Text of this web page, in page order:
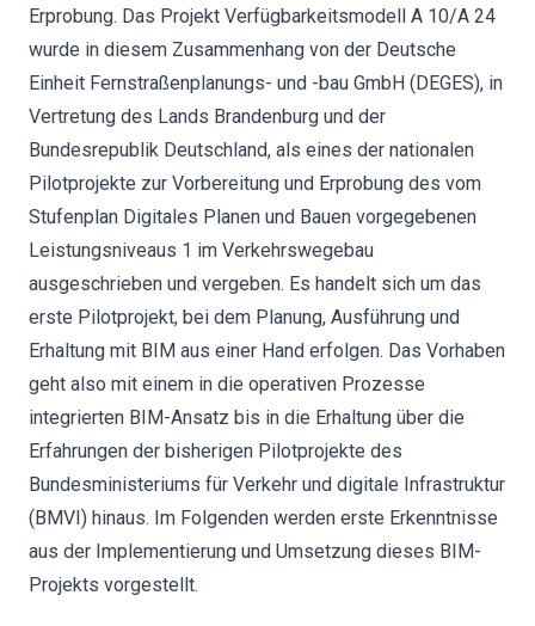
Erprobung. Das Projekt Verfügbarkeitsmodell A 10/A 24
wurde in diesem Zusammenhang von der Deutsche
Einheit Fernstraßenplanungs- und -bau GmbH (DEGES), in
Vertretung des Lands Brandenburg und der
Bundesrepublik Deutschland, als eines der nationalen
Pilotprojekte zur Vorbereitung und Erprobung des vom
Stufenplan Digitales Planen und Bauen vorgegebenen
Leistungsniveaus 1 im Verkehrswegebau
ausgeschrieben und vergeben. Es handelt sich um das
erste Pilotprojekt, bei dem Planung, Ausführung und
Erhaltung mit BIM aus einer Hand erfolgen. Das Vorhaben
geht also mit einem in die operativen Prozesse
integrierten BIM-Ansatz bis in die Erhaltung über die
Erfahrungen der bisherigen Pilotprojekte des
Bundesministeriums für Verkehr und digitale Infrastruktur
(BMVI) hinaus. Im Folgenden werden erste Erkenntnisse
aus der Implementierung und Umsetzung dieses BIM-
Projekts vorgestellt.